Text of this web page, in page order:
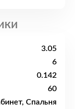
3.05
6
0.142
60
Спальня